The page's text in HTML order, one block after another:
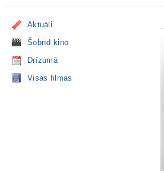
Aktuāli
Šobrīd kino
Drīzumā
Visas filmas